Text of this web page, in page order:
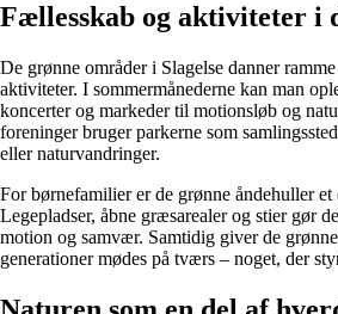
Fællesskab og aktiviteter i
De grønne områder i Slagelse danner
aktiviteter. I sommermånederne kan man
koncerter og markeder til motionsløb og
foreninger bruger parkerne som
eller naturvandringer.
For børnefamilier er de grønne åndehuller et
Legepladser, åbne græsarealer og stier gør
motion og samvær. Samtidig giver de
generationer mødes på tværs – noget, der